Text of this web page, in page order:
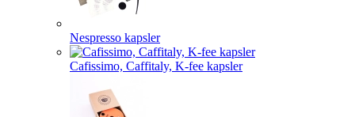
Nespresso kapsler
Cafissimo, Caffitaly, K-fee kapsler